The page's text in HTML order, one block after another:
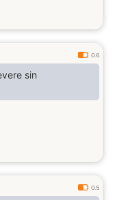
0.6
sin
0.5